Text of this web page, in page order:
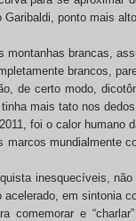
ponto mais
montanhas brancas,
brancos,
de certo modo,
mais tato nos
foi o calor
marcos mundialmente
inesquecíveis,
em sintonia
comemorar e